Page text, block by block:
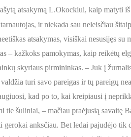
atsakymą L.Okockiui, kaip matyti
ir niekada sau neleisčiau
atsakymas, visiškai nesusijęs
– kažkoks pamokymas, kaip reikėtų
skyriaus pirmininkas. – Juk į
turi savo pareigas ir tų pareigų
kad po to, kai kreipiausi į
tie šuliniai, – mačiau praėjusią savaitę
gerokai anksčiau. Bet ledai pajudėjo tik